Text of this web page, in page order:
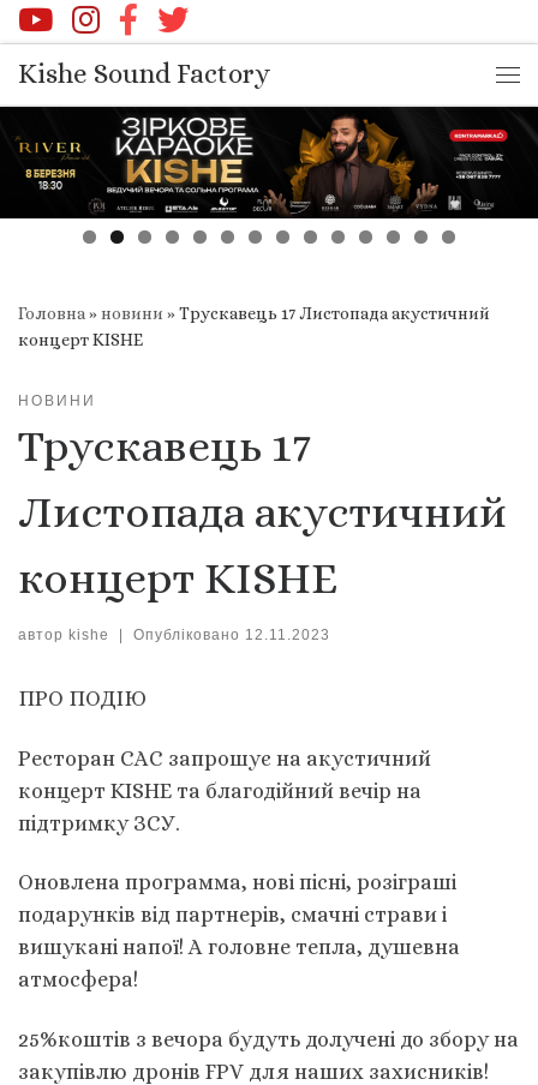
Перейти до вмісту
Kishe Sound Factory
Головна»новини »Трускавець 17 Листопада акустичний
концерт KISHE
НОВИНИ
Трускавець 17
Листопада акустичний
концерт KISHE
автор kishe Опубліковано 12.11.2023
ПРО ПОДIЮ
Ресторан САС запрошує на акустичний
концерт KISHE та благодійний вечір на
підтримку ЗСУ.
Оновлена программа, нові пісні, розіграші
подарунків від партнерів, смачні страви і
вишукані напої! А головне тепла, душевна
атмосфера!
25%коштів з вечора будуть долучені до збору на
закупівлю дронів FPV для наших захисників!